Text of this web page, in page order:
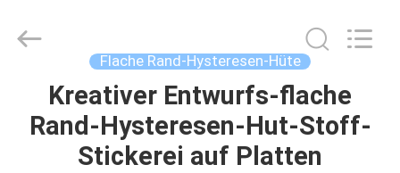
HAUS
PRODUKTE
Ltd..
Flache Rand-Hysteresen-Hüte
Kreativer Entwurfs-flache
Rand-Hysteresen-Hut-Stoff-
Stickerei auf Platten